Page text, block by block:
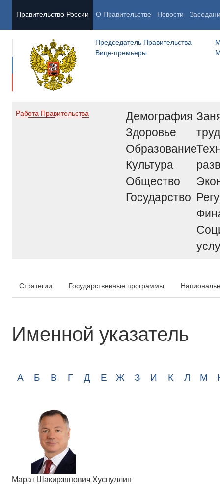
Правительство России О Правительстве Новости
Председатель Правительства
Вице-премьеры
Работа Правительства
Демография
Здоровье
Образование
Культура
Общество
Государство
труд
Стратегии Государственные программы
Именной указатель
А Б В Г Д Е Ж З И К Л М
Марат Шакирзянович Хуснуллин